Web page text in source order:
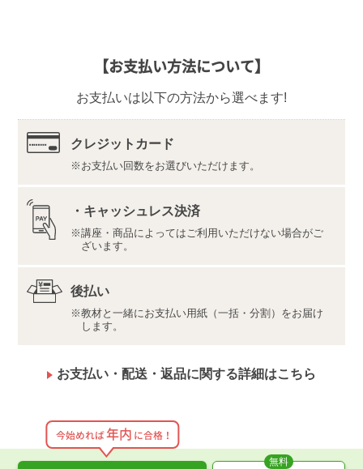
〒350-1111
株式会社ユーキャンロジ
内容・仕様は変更になる場合があります。
認定証は希望者のみ、有料で発行いたします。
当講座で取得できる「思春期発達障がい支援アドバイ
ザー」は、発達凸凹アカデミーにより認定されます。
際は、お客様のご住所・お名前などの情報が、発達凸
凹アカデミー、及び当該講座のサービスの提供を委託
している団体である一般社団法人 発達凸凹アソシエー
ションに提供されます。あらかじめご了承ください。
【お申込みの前にお読みください】
当講座のカリキュラムは、お子さんが抱える発達障がい
やグレーゾーン（以下、発達障がいといいます。）の基
ドバイザーとして、発達障がいをお持ちのお子さんのカ
また、質問回答サービスにおいても、お客様ご自身やご
家族などの個人的な内容に関するご質問やご相談はお受
けできませんので、あらかじめご了承のうえ、お申込み
【お支払い方法について】
お支払いは以下の方法から選べます!
クレジットカード
お支払い回数をお選びいただけます。
・キャッシュレス決済
講座・商品によってはご利用いただけない場合がご
ざいます。
後払い
教材と一緒にお支払い用紙（一括・分割）をお届け
します。
お支払い・配送・返品に関する詳細はこちら
今始めれば年内 に合格！